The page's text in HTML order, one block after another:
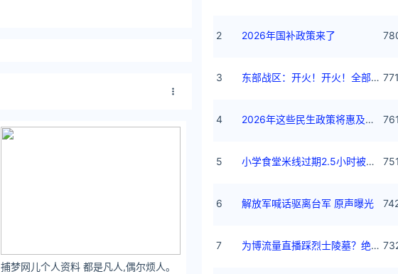
捕梦网儿个人资料 都是凡人,偶尔烦人。
2 2026年国补政策来了
3 东部战区：开火！开火！全部命中！
4 2026年这些民生政策将惠及百姓
5 小学食堂米线过期2.5小时被罚5万
6 解放军喊话驱离台军 原声曝光
7 为博流量直播踩烈士陵墓？绝不姑息